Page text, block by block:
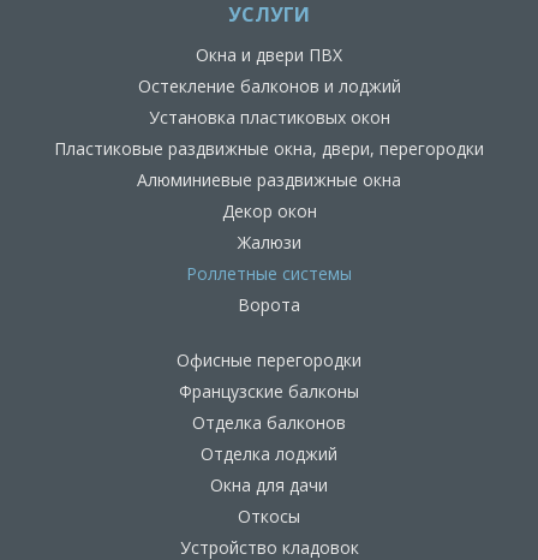
УСЛУГИ
Окна и двери ПВХ
Остекление балконов и лоджий
Установка пластиковых окон
Пластиковые раздвижные окна, двери, перегородки
Алюминиевые раздвижные окна
Декор окон
Жалюзи
Роллетные системы
Ворота
Офисные перегородки
Французские балконы
Отделка балконов
Отделка лоджий
Окна для дачи
Откосы
Устройство кладовок